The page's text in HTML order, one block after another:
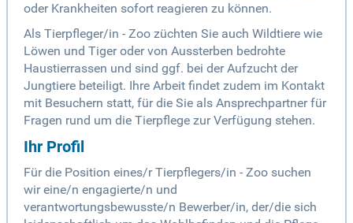
oder Krankheiten sofort reagieren zu können.
Als Tierpfleger/in - Zoo züchten Sie auch Wildtiere wie
Löwen und Tiger oder von Aussterben bedrohte
Haustierrassen und sind ggf. bei der Aufzucht der
Jungtiere beteiligt. Ihre Arbeit findet zudem im Kontakt
mit Besuchern statt, für die Sie als Ansprechpartner für
Fragen rund um die Tierpflege zur Verfügung stehen.
Ihr Profil
Für die Position eines/r Tierpflegers/in - Zoo suchen
wir eine/n engagierte/n und
verantwortungsbewusste/n Bewerber/in, der/die sich